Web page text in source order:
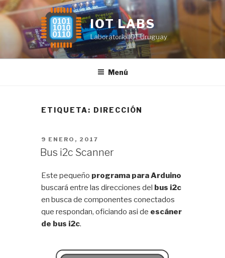
Saltar
al
contenido
IOT LABS
Laboratorio IOT Uruguay
Menú
ETIQUETA: DIRECCIÓN
PUBLICADO
EL
9 ENERO, 2017
Bus i2c Scanner
Este pequeño programa para Arduino
buscará entre las direcciones del bus i2c
en busca de componentes conectados
que respondan, oficiando asi de escáner
de bus i2c.